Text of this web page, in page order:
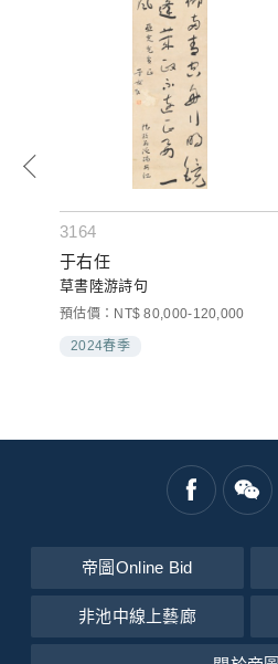
3164
于右任
草書陸游詩句
預估價：NT$ 80,000-120,000
2024春季
帝圖Online Bid
非池中線上藝廊